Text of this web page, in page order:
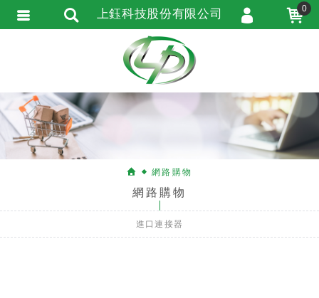
網路購物
網路購物
進口連接器
上鈺科技股份有限公司 0
會員登入
會員註冊
忘記密碼